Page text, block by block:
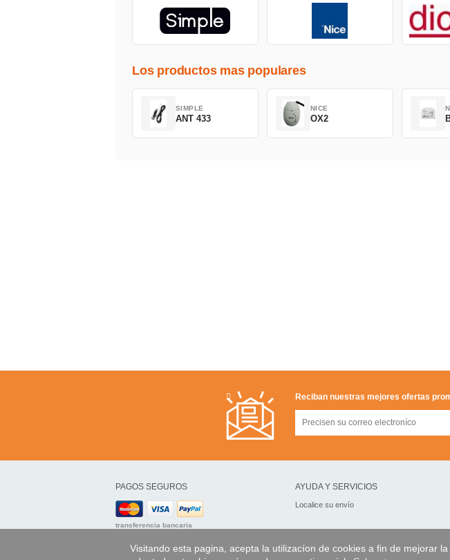
Visitando esta pagina, acepta la utilizacíon de cookies a fin de mejorar
Los productos mas populares
SIMPLE
ANT 433
NICE
OX2
Reciban nuestras mejores ofertas
PAGOS SEGUROS
transferencia bancaria
AYUDA Y SERVICIOS
Localice su envío